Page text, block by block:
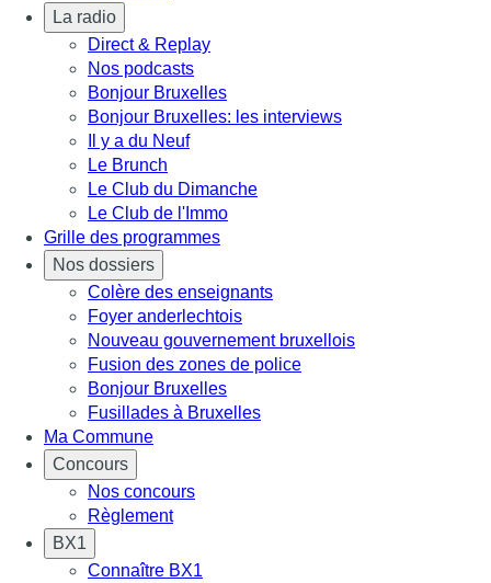
La radio
Direct & Replay
Nos podcasts
Bonjour Bruxelles
Bonjour Bruxelles: les interviews
Il y a du Neuf
Le Brunch
Le Club du Dimanche
Le Club de l'Immo
Grille des programmes
Nos dossiers
Colère des enseignants
Foyer anderlechtois
Nouveau gouvernement bruxellois
Fusion des zones de police
Bonjour Bruxelles
Fusillades à Bruxelles
Ma Commune
Concours
Nos concours
Règlement
BX1
Connaître BX1